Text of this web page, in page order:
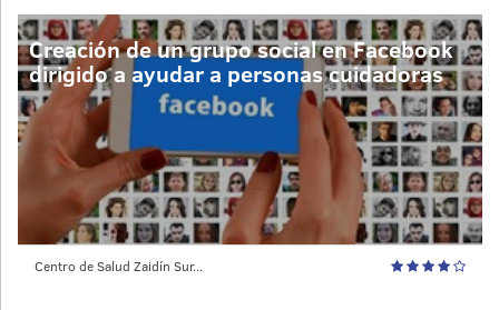
Creación de un grupo social en Facebook
dirigido a ayudar a personas cuidadoras
Centro de Salud Zaidín Sur...